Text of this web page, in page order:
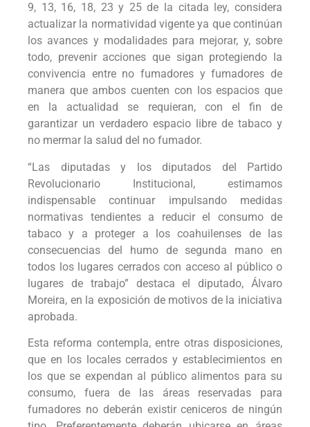
9, 13, 16, 18, 23 y 25 de la citada ley, considera
actualizar la normatividad vigente ya que continúan
los avances y modalidades para mejorar, y, sobre
todo, prevenir acciones que sigan protegiendo la
convivencia entre no fumadores y fumadores de
manera que ambos cuenten con los espacios que
en la actualidad se requieran, con el fin de
garantizar un verdadero espacio libre de tabaco y
no mermar la salud del no fumador.
“Las diputadas y los diputados del Partido
Revolucionario Institucional, estimamos
indispensable continuar impulsando medidas
normativas tendientes a reducir el consumo de
tabaco y a proteger a los coahuilenses de las
consecuencias del humo de segunda mano en
todos los lugares cerrados con acceso al público o
lugares de trabajo” destaca el diputado, Álvaro
Moreira, en la exposición de motivos de la iniciativa
aprobada.
Esta reforma contempla, entre otras disposiciones,
que en los locales cerrados y establecimientos en
los que se expendan al público alimentos para su
consumo, fuera de las áreas reservadas para
fumadores no deberán existir ceniceros de ningún